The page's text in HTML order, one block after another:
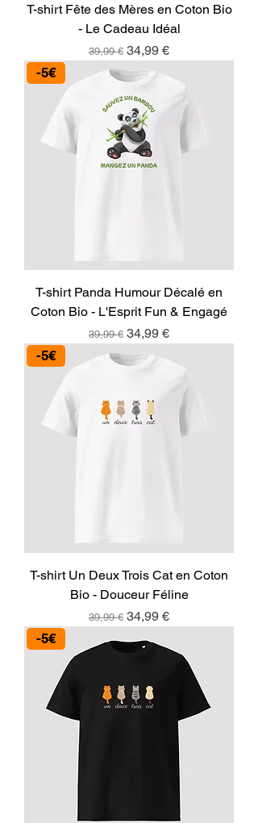
T-shirt Fête des Mères en Coton Bio
- Le Cadeau Idéal
Prix original
39,99 € Prix promotionnel
34,99 €
-5€
T-shirt Panda Humour Décalé en
Coton Bio - L'Esprit Fun & Engagé
Prix original
39,99 € Prix promotionnel
34,99 €
-5€
T-shirt Un Deux Trois Cat en Coton
Bio - Douceur Féline
Prix original
39,99 € Prix promotionnel
34,99 €
-5€